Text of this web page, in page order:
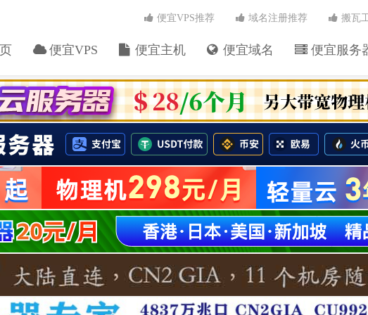
便宜VPS 便宜主机 便宜域名 便宜服务
便宜VPS推荐 域名注册推荐 搬瓦